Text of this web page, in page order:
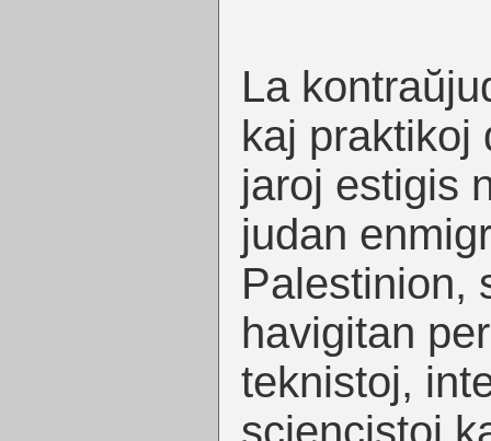
La
kaj praktikoj
jaroj estigis
judan
Palestinion,
havigitan
teknistoj,